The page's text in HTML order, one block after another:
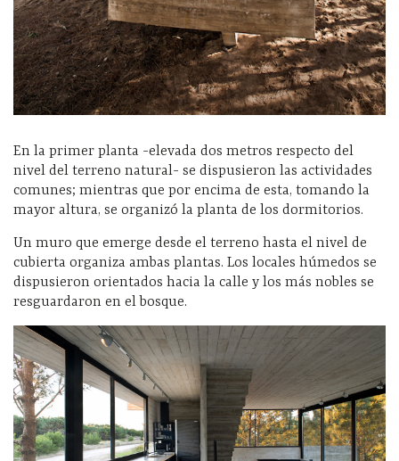
En la primer planta -elevada dos metros respecto del
nivel del terreno natural- se dispusieron las actividades
comunes; mientras que por encima de esta, tomando la
mayor altura, se organizó la planta de los dormitorios.
Un muro que emerge desde el terreno hasta el nivel de
cubierta organiza ambas plantas. Los locales húmedos se
dispusieron orientados hacia la calle y los más nobles se
resguardaron en el bosque.